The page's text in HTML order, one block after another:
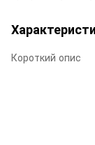
Короткий опис